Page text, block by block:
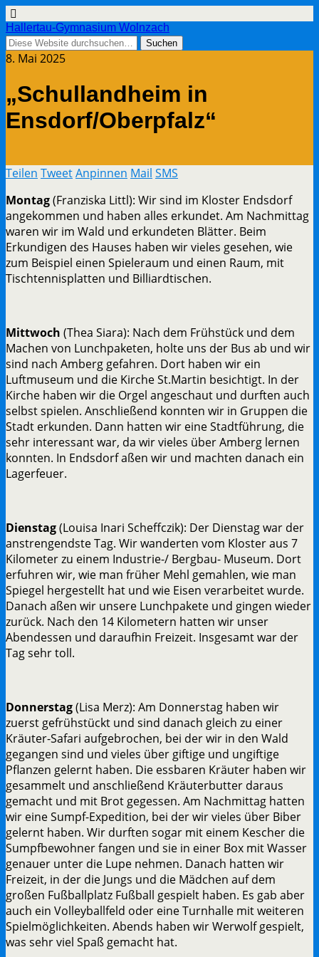
Hallertau-Gymnasium Wolnzach
8. Mai 2025
„Schullandheim in
Ensdorf/Oberpfalz“
Teilen TweetAnpinnen Mail SMS
Montag(Franziska Littl): Wir sind im Kloster Endsdorf
angekommen und haben alles erkundet. Am Nachmittag
waren wir im Wald und erkundeten Blätter. Beim
Erkundigen des Hauses haben wir vieles gesehen, wie
zum Beispiel einen Spieleraum und einen Raum, mit
Tischtennisplatten und Billiardtischen.
Mittwoch (Thea Siara): Nach dem Frühstück und dem
Machen von Lunchpaketen, holte uns der Bus ab und wir
sind nach Amberg gefahren. Dort haben wir ein
Luftmuseum und die Kirche St.Martin besichtigt. In der
Kirche haben wir die Orgel angeschaut und durften auch
selbst spielen. Anschließend konnten wir in Gruppen die
Stadt erkunden. Dann hatten wir eine Stadtführung, die
sehr interessant war, da wir vieles über Amberg lernen
konnten. In Endsdorf aßen wir und machten danach ein
Lagerfeuer.
Dienstag(Louisa Inari Scheffczik): Der Dienstag war der
anstrengendste Tag. Wir wanderten vom Kloster aus 7
Kilometer zu einem Industrie-/ Bergbau- Museum. Dort
erfuhren wir, wie man früher Mehl gemahlen, wie man
Spiegel hergestellt hat und wie Eisen verarbeitet wurde.
Danach aßen wir unsere Lunchpakete und gingen wieder
zurück. Nach den 14 Kilometern hatten wir unser
Abendessen und daraufhin Freizeit. Insgesamt war der
Tag sehr toll.
Donnerstag(Lisa Merz): Am Donnerstag haben wir
zuerst gefrühstückt und sind danach gleich zu einer
Kräuter-Safari aufgebrochen, bei der wir in den Wald
gegangen sind und vieles über giftige und ungiftige
Pflanzen gelernt haben. Die essbaren Kräuter haben wir
gesammelt und anschließend Kräuterbutter daraus
gemacht und mit Brot gegessen. Am Nachmittag hatten
wir eine Sumpf-Expedition, bei der wir vieles über Biber
gelernt haben. Wir durften sogar mit einem Kescher die
Sumpfbewohner fangen und sie in einer Box mit Wasser
genauer unter die Lupe nehmen. Danach hatten wir
Freizeit, in der die Jungs und die Mädchen auf dem
großen Fußballplatz Fußball gespielt haben. Es gab aber
auch ein Volleyballfeld oder eine Turnhalle mit weiteren
Spielmöglichkeiten. Abends haben wir Werwolf gespielt,
was sehr viel Spaß gemacht hat.